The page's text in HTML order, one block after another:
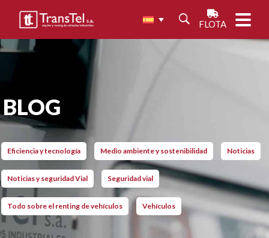
FLOTA
BLOG
Eficiencia y tecnología Medio ambiente y sostenibilidad Noticias
Noticias y seguridad Vial Seguridad vial
Todo sobre el renting de vehículos Vehículos